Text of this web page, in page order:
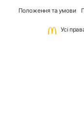
Положення та умови
Усi